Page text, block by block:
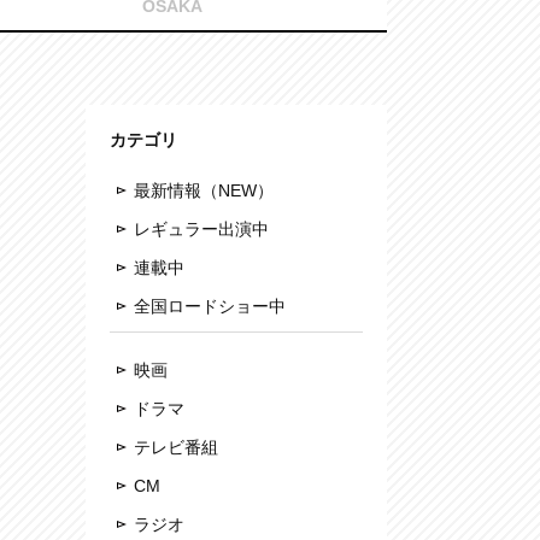
OSAKA
カテゴリ
最新情報（NEW）
レギュラー出演中
連載中
全国ロードショー中
映画
ドラマ
テレビ番組
CM
ラジオ